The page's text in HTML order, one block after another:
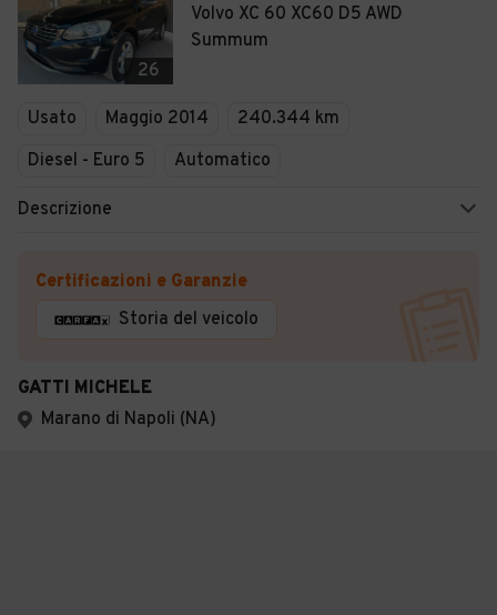
26
Volvo XC 60 XC60 D5 AWD
Summum
Usato Maggio 2014
240.344 km
Diesel - Euro 5
Automatico
Descrizione
Certificazioni e Garanzie
Storia del veicolo
GATTI MICHELE
Marano di Napoli (NA)